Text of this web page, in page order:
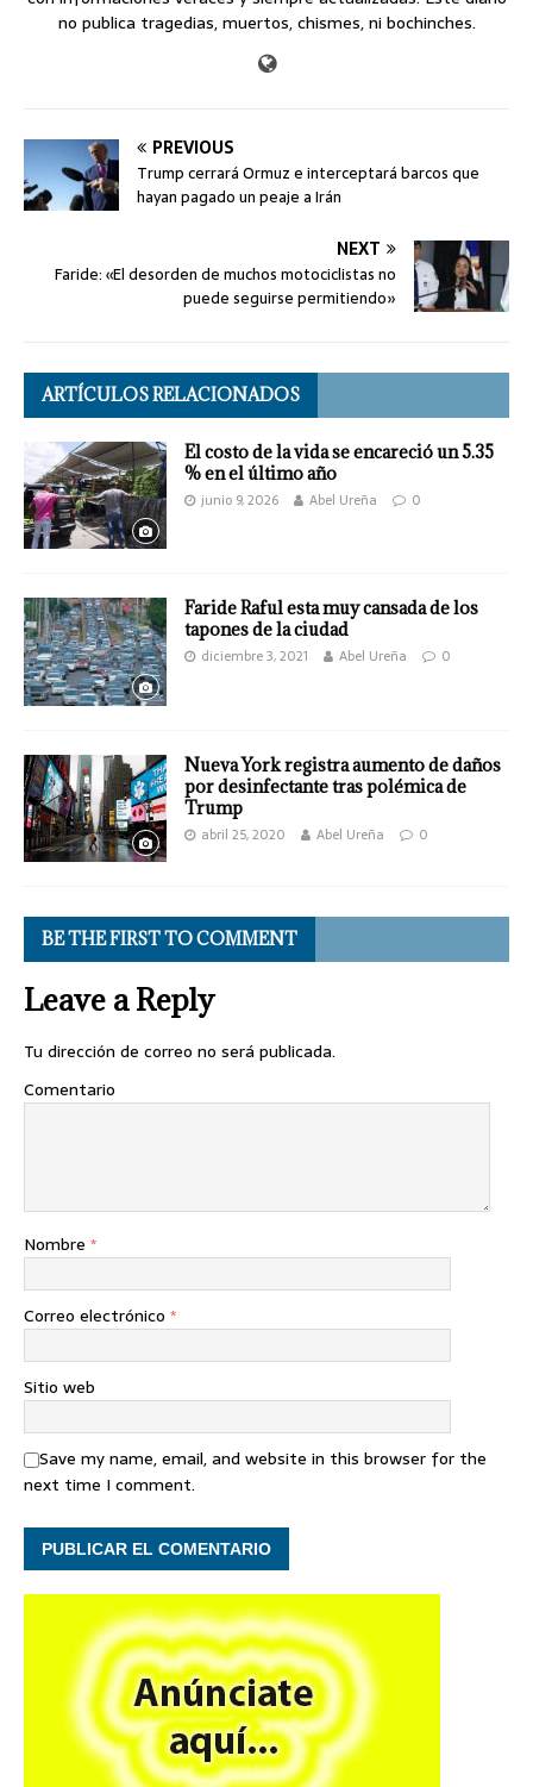
no publica tragedias, muertos, chismes, ni bochinches.
PREVIOUS
Trump cerrará Ormuz e interceptará barcos que
hayan pagado un peaje a Irán
NEXT
Faride: «El desorden de muchos motociclistas no
puede seguirse permitiendo»
ARTÍCULOS RELACIONADOS
El costo de la vida se encareció un 5.35
% en el último año
junio 9, 2026 Abel Ureña 0
Faride Raful esta muy cansada de los
tapones de la ciudad
diciembre 3, 2021 Abel Ureña 0
Nueva York registra aumento de daños
por desinfectante tras polémica de
Trump
abril 25, 2020 Abel Ureña 0
BE THE FIRST TO COMMENT
Leave a Reply
Tu dirección de correo no será publicada.
Comentario
Nombre *
Correo electrónico *
Sitio web
Save my name, email, and website in this browser for the
next time I comment.